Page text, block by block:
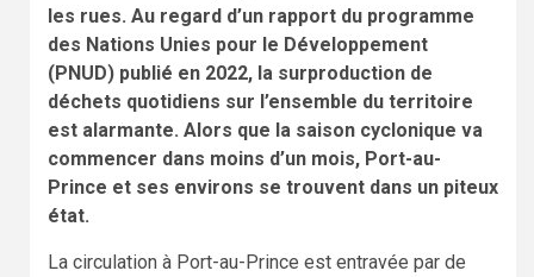
les rues. Au regard d’un rapport du programme
des Nations Unies pour le Développement
(PNUD) publié en 2022, la surproduction de
déchets quotidiens sur l’ensemble du territoire
est alarmante. Alors que la saison cyclonique va
commencer dans moins d’un mois, Port-au-
Prince et ses environs se trouvent dans un piteux
état.
La circulation à Port-au-Prince est entravée par de